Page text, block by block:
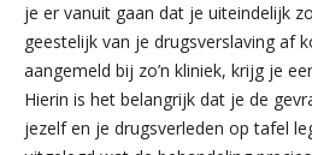
je er vanuit gaan dat je uiteindelijk
geestelijk van je drugsverslaving af
aangemeld bij zo’n kliniek, krijg je
Hierin is het belangrijk dat je de
jezelf en je drugsverleden op tafel